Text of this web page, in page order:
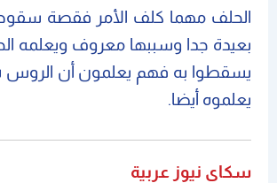
الحلف مهما كلف الأمر فقصة
بعيدة جدا وسببها معروف ويعلمه
يسقطوا به فهم يعلمون أن الروس
يعلموه أيضا.
سكاي نيوز عربية